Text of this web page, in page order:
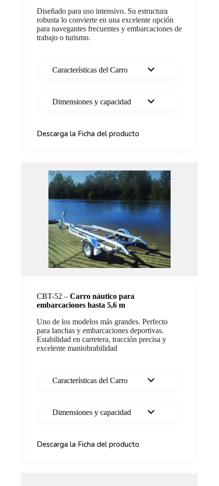
Diseñado para uso intensivo. Su estructura
robusta lo convierte en una excelente opción
para navegantes frecuentes y embarcaciones de
trabajo o turismo.
Características del Carro
Dimensiones y capacidad
Descarga la Ficha del producto
CBT-52 –Carro náutico para
embarcaciones hasta 5,6 m
Uno de los modelos más grandes. Perfecto
para lanchas y embarcaciones deportivas.
Estabilidad en carretera, tracción precisa y
excelente maniobrabilidad
Características del Carro
Dimensiones y capacidad
Descarga la Ficha del producto